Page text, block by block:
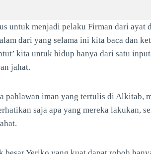
untuk menjadi pelaku Firman dari ayat
dari yang selama ini kita baca dan
kita untuk hidup hanya dari satu
jahat.
pahlawan iman yang tertulis di Alkitab,
saja apa yang mereka lakukan,